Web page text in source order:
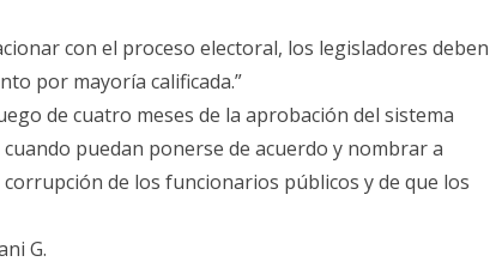
con el proceso electoral, los legisladores deben
por mayoría calificada.”
de cuatro meses de la aprobación del sistema
puedan ponerse de acuerdo y nombrar a
de los funcionarios públicos y de que los
G.